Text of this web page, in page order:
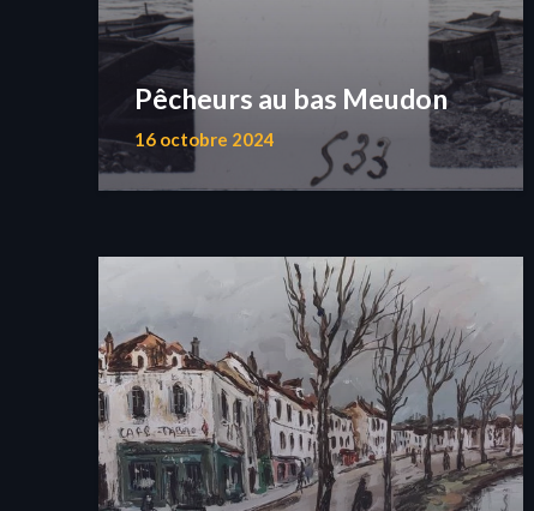
Pêcheurs au bas Meudon
16 octobre 2024